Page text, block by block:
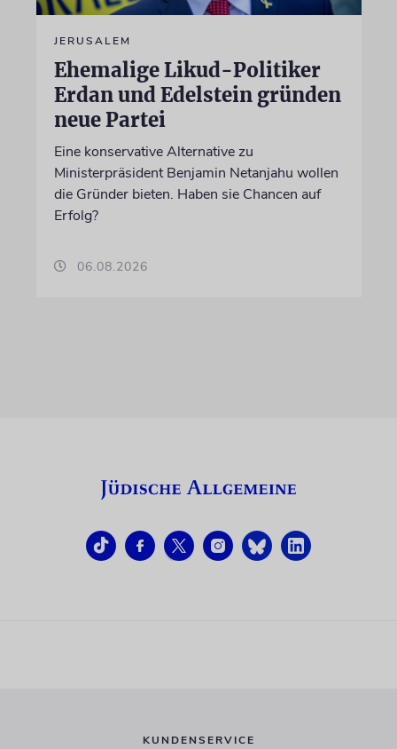
JERUSALEM
Ehemalige Likud-Politiker
Erdan und Edelstein gründen
neue Partei
Eine konservative Alternative zu
Ministerpräsident Benjamin Netanjahu wollen
die Gründer bieten. Haben sie Chancen auf
Erfolg?
06.08.2026
KUNDENSERVICE